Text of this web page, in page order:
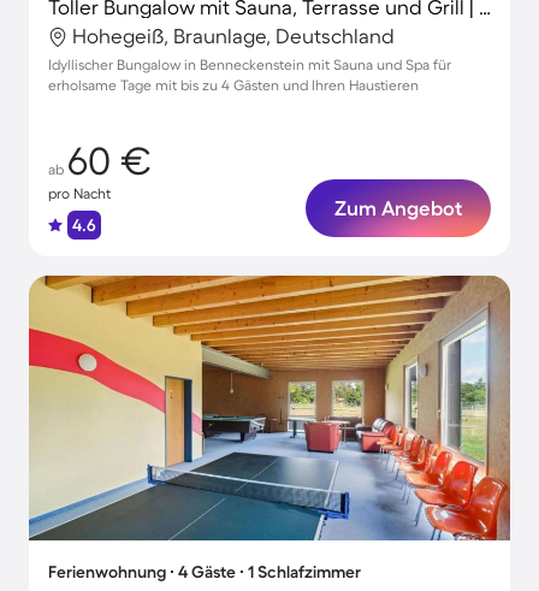
Toller Bungalow mit Sauna, Terrasse und Grill | Naturblick | Haustierfreundlich
Hohegeiß, Braunlage, Deutschland
Idyllischer Bungalow in Benneckenstein mit Sauna und Spa für
erholsame Tage mit bis zu 4 Gästen und Ihren Haustieren
ab 60 €
pro Nacht
4.6
Zum Angebot
Ferienwohnung ∙ 4 Gäste ∙ 1 Schlafzimmer